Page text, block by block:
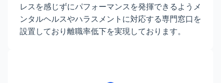
レスを感じずにパフォーマンスを発揮できるようメ
ンタルヘルスやハラスメントに対応する専門窓口を
設置しており離職率低下を実現しております。